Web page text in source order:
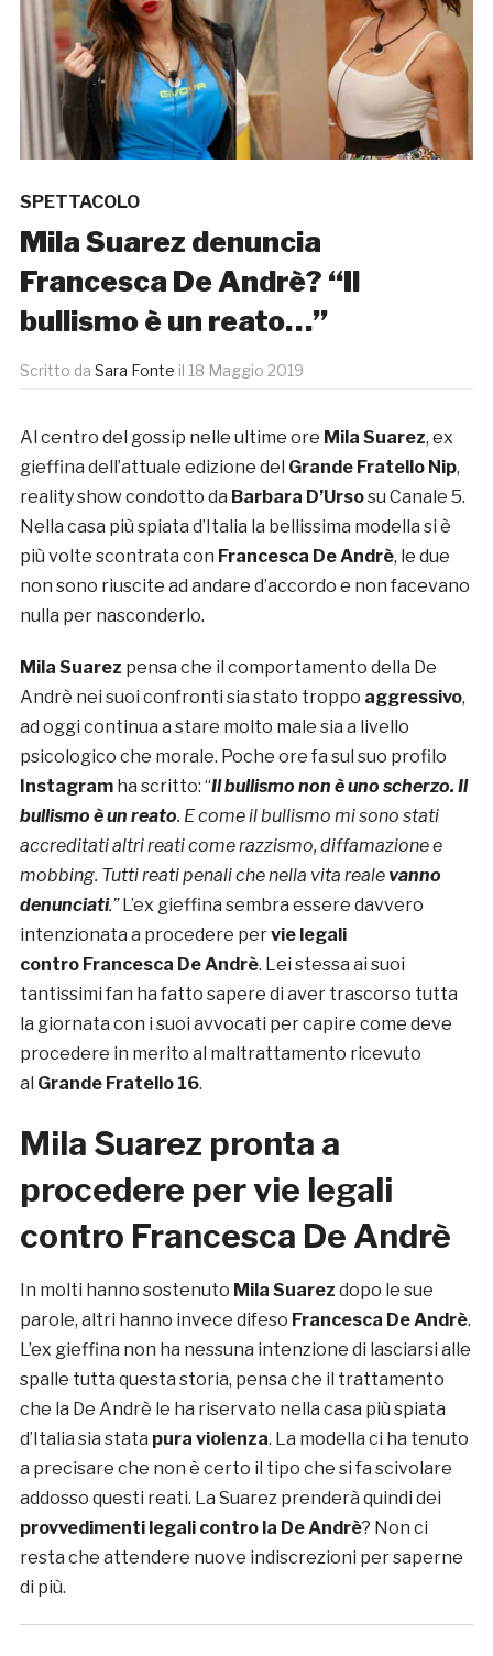
SPETTACOLO
Mila Suarez denuncia
Francesca De Andrè? “Il
bullismo è un reato…”
Scritto da Sara Fonte il 18 Maggio 2019
Al centro del gossip nelle ultime ore Mila Suarez, ex
gieffina dell’attuale edizione del Grande Fratello Nip,
reality show condotto da Barbara D’Ursosu Canale 5.
Nella casa più spiata d’Italia la bellissima modella si è
più volte scontrata con Francesca De Andrè, le due
non sono riuscite ad andare d’accordo e non facevano
nulla per nasconderlo.
Mila Suarez pensa che il comportamento della De
Andrè nei suoi confronti sia stato troppo aggressivo,
ad oggi continua a stare molto male sia a livello
psicologico che morale. Poche ore fa sul suo profilo
Instagramha scritto: “Il bullismo non è uno scherzo. Il
bullismo è un reato. E come il bullismo mi sono stati
accreditati altri reati come razzismo, diffamazione e
mobbing. Tutti reati penali che nella vita reale vanno
denunciati.”L’ex gieffina sembra essere davvero
intenzionata a procedere pervie legali
contro Francesca De Andrè. Lei stessa ai suoi
tantissimi fan ha fatto sapere di aver trascorso tutta
la giornata con i suoi avvocati per capire come deve
procedere in merito al maltrattamento ricevuto
al Grande Fratello 16.
Mila Suarez pronta a
procedere per vie legali
contro Francesca De Andrè
In molti hanno sostenuto Mila Suarez dopo le sue
parole, altri hanno invece difeso Francesca De Andrè.
L’ex gieffina non ha nessuna intenzione di lasciarsi alle
spalle tutta questa storia, pensa che il trattamento
che la De Andrè le ha riservato nella casa più spiata
d’Italia sia stata pura violenza. La modella ci ha tenuto
a precisare che non è certo il tipo che si fa scivolare
addosso questi reati. La Suarez prenderà quindi dei
provvedimenti legali contro la De Andrè? Non ci
resta che attendere nuove indiscrezioni per saperne
di più.